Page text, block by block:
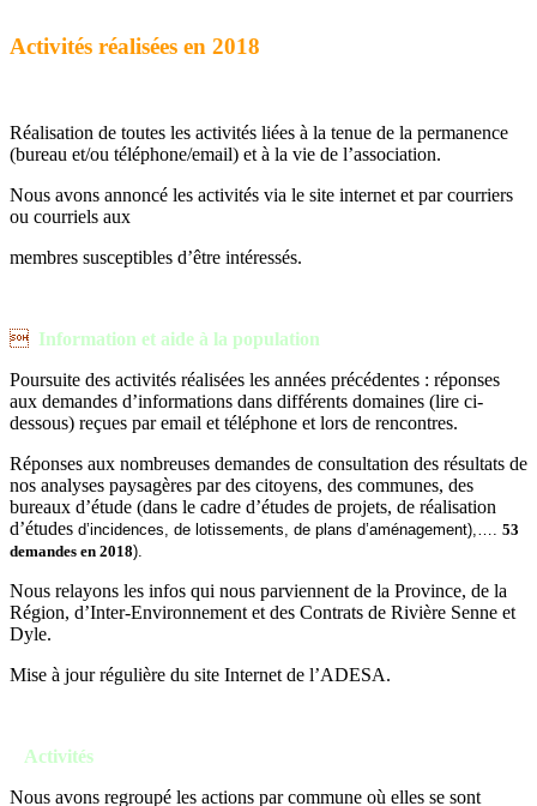
Activités réalisées en 2018
Réalisation de toutes les activités liées à la tenue de la permanence
(bureau et/ou téléphone/email) et à la vie de l’association.
Nous avons annoncé les activités via le site internet et par courriers
ou courriels aux
membres susceptibles d’être intéressés.
 Information et aide à la population
Poursuite des activités réalisées les années précédentes : réponses
aux demandes d’informations dans différents domaines (lire ci-
dessous) reçues par email et téléphone et lors de rencontres.
Réponses aux nombreuses demandes de consultation des résultats de
nos analyses paysagères par des citoyens, des communes, des
bureaux d’étude (dans le cadre d’études de projets, de réalisation
d’études d’incidences, de lotissements, de plans d’aménagement),…. 53
demandes en 2018).
Nous relayons les infos qui nous parviennent de la Province, de la
Région, d’Inter-Environnement et des Contrats de Rivière Senne et
Dyle.
Mise à jour régulière du site Internet de l’ADESA.
Activités
Nous avons regroupé les actions par commune où elles se sont